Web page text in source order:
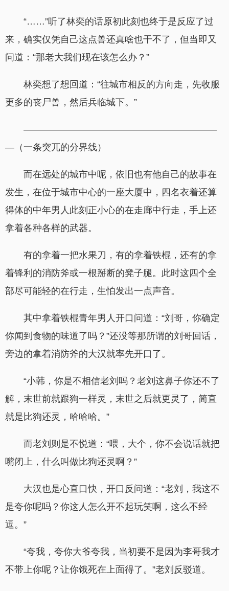
“……”听了林奕的话原初此刻也终于是反应了过
来，确实仅凭自己这点兽还真啥也干不了，但当即又
问道：“那老大我们现在该怎么办？”
林奕想了想回道：“往城市相反的方向走，先收服
更多的丧尸兽，然后兵临城下。”
—————————————————————
—（一条突兀的分界线）
而在远处的城市中呢，依旧也有他自己的故事在
发生，在位于城市中心的一座大厦中，四名衣着还算
得体的中年男人此刻正小心的在走廊中行走，手上还
拿着各种各样的武器。
有的拿着一把水果刀，有的拿着铁棍，还有的拿
着锋利的消防斧或一根掰断的凳子腿。此时这四个全
部尽可能轻的在行走，生怕发出一点声音。
其中拿着铁棍青年男人开口问道：“刘哥，你确定
你闻到食物的味道了吗？”还没等那所谓的刘哥回话，
旁边的拿着消防斧的大汉就率先开口了。
“小韩，你是不相信老刘吗？老刘这鼻子你还不了
解，末世前就跟狗一样灵，末世之后就更灵了，简直
就是比狗还灵，哈哈哈。”
而老刘则是不悦道：“喂，大个，你不会说话就把
嘴闭上，什么叫做比狗还灵啊？”
大汉也是心直口快，开口反问道：“老刘，我这不
是夸你呢吗？你这人怎么开不起玩笑啊，这么不经
逗。”
“夸我，夸你大爷夸我，当初要不是因为李哥我才
不带上你呢？让你饿死在上面得了。”老刘反驳道。